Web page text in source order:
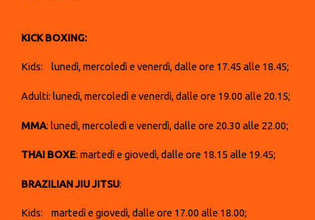
KICK BOXING:
Kids: lunedì, mercoledì e venerdì, dalle ore 17.45 alle 18.45;
Adulti: lunedì, mercoledì e venerdì, dalle ore 19.00 alle 20.15;
MMA: lunedì, mercoledì e venerdì, dalle ore 20.30 alle 22.00;
THAI BOXE: martedì e giovedì, dalle ore 18.15 alle 19.45;
BRAZILIAN JIU JITSU:
Kids: martedì e giovedì, dalle ore 17.00 alle 18.00;